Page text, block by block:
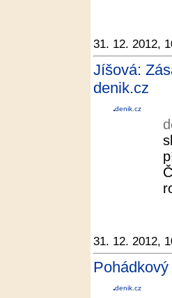
31. 12. 2012,
Jíšová:
denik.cz
denik.cz
31. 12. 2012,
denik.cz